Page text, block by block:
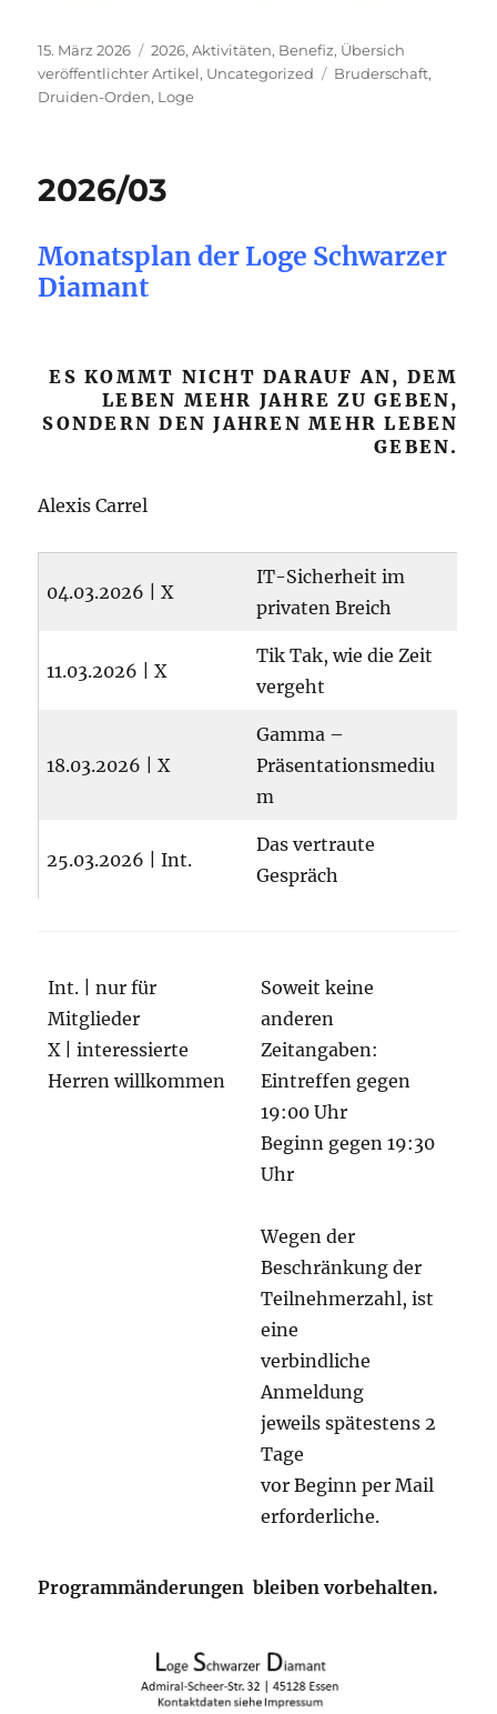
Veröffentlicht
am
15. März 2026 Kategorien
2026,Aktivitäten, Benefiz, Übersich
veröffentlichter Artikel, Uncategorized Schlagwörter
Bruderschaft,
Druiden-Orden, Loge
2026/03
Monatsplan der Loge Schwarzer
Diamant
ES KOMMT NICHT DARAUF AN, DEM
LEBEN MEHR JAHRE ZU GEBEN,
SONDERN DEN JAHREN MEHR LEBEN
GEBEN.
Alexis Carrel
04.03.2026 | X
IT-Sicherheit im
privaten Breich
11.03.2026 | X
Tik Tak, wie die Zeit
vergeht
18.03.2026 | X
Gamma –
Präsentationsmediu
m
25.03.2026 | Int.
Das vertraute
Gespräch
Int. | nur für
Mitglieder
X | interessierte
Herren willkommen
Soweit keine
anderen
Zeitangaben:
Eintreffen gegen
19:00 Uhr
Beginn gegen 19:30
Uhr
Wegen der
Beschränkung der
Teilnehmerzahl, ist
eine
verbindliche
Anmeldung
jeweils spätestens 2
Tage
vor Beginn per Mail
erforderliche.
Programmänderungen bleiben vorbehalten.